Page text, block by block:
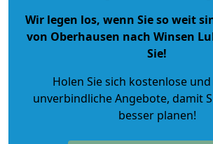
Wir legen los, wenn Sie so weit
von Oberhausen nach Winsen
Sie!
Holen Sie sich kostenlose
unverbindliche Angebote, damit
besser planen!